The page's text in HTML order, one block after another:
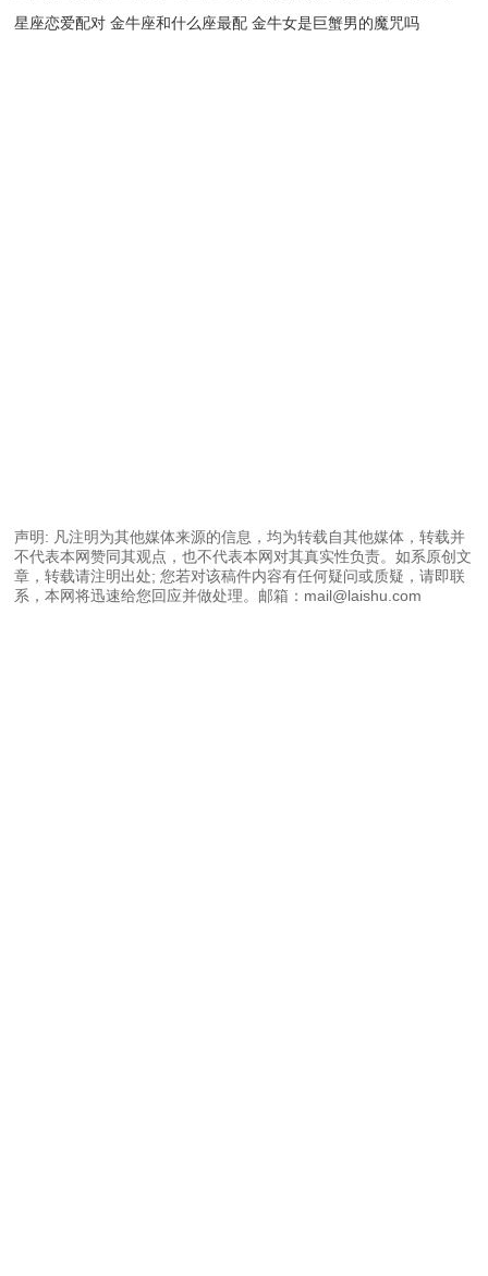
星座恋爱配对 金牛座和什么座最配 金牛女是巨蟹男的魔咒吗
声明: 凡注明为其他媒体来源的信息，均为转载自其他媒体，转载并
不代表本网赞同其观点，也不代表本网对其真实性负责。如系原创文
章，转载请注明出处; 您若对该稿件内容有任何疑问或质疑，请即联
系，本网将迅速给您回应并做处理。邮箱：mail@laishu.com